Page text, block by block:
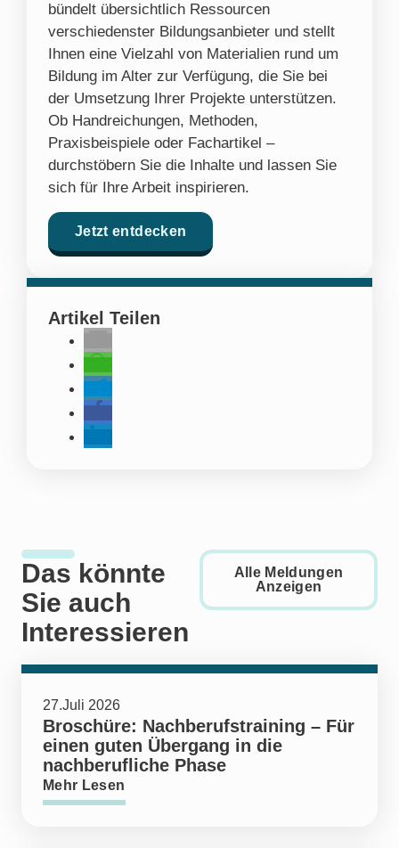
bündelt übersichtlich Ressourcen
verschiedenster Bildungsanbieter und stellt
Ihnen eine Vielzahl von Materialien rund um
Bildung im Alter zur Verfügung, die Sie bei
der Umsetzung Ihrer Projekte unterstützen.
Ob Handreichungen, Methoden,
Praxisbeispiele oder Fachartikel –
durchstöbern Sie die Inhalte und lassen Sie
sich für Ihre Arbeit inspirieren.
Jetzt entdecken
Artikel Teilen
Das könnte
Sie auch
Interessieren
Alle Meldungen
Anzeigen
27.Juli 2026
Broschüre: Nachberufstraining – Für
einen guten Übergang in die
nachberufliche Phase
Mehr Lesen